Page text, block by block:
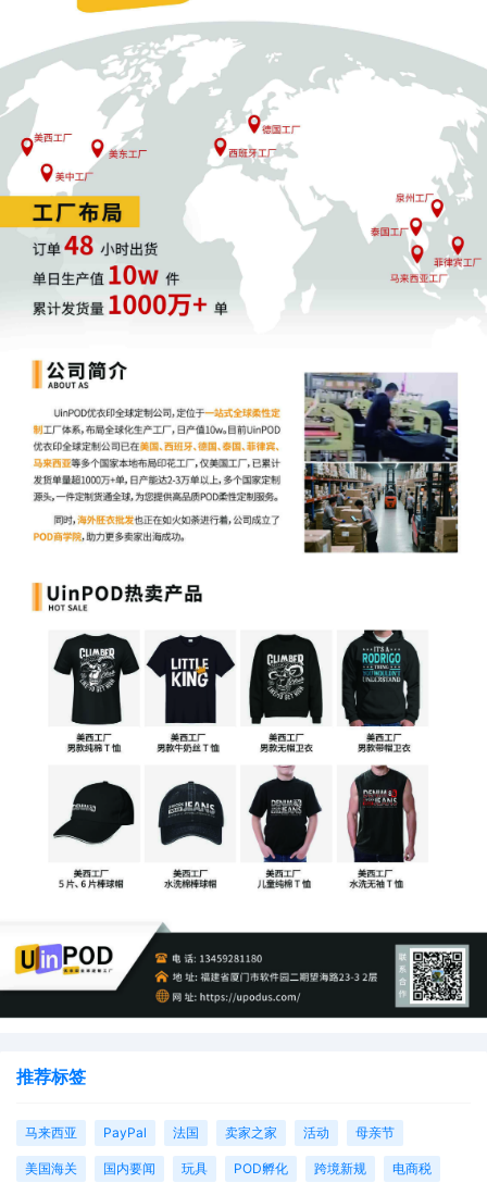
推荐标签
马来西亚 PayPal 法国 卖家之家 活动 母亲节
美国海关 国内要闻 玩具 POD孵化 跨境新规 电商税